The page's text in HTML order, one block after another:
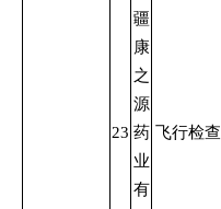
23
疆
康
之
源
药
业
有
飞行检查